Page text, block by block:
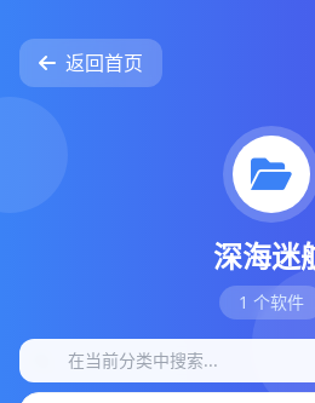
返回首页
深海迷
1 个软件